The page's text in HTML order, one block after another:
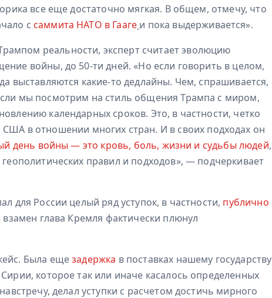
все еще достаточно мягкая. В общем, отмечу, что
с саммита НАТО в Гааге и пока выдерживается».
реальности, эксперт считает эволюцию
войны, до 50-ти дней. «Но если говорить в целом,
выставляются какие-то дедлайны. Чем, спрашивается,
мы посмотрим на стиль общения Трампа с миром,
календарных сроков. Это, в частности, четко
США в отношении многих стран. И в своих подходах он
день войны — это кровь, боль, жизни и судьбы людей,
правил и подходов», — подчеркивает
для России целый ряд уступок, в частности, публично
глава Кремля фактически плюнул
Была ещезадержка в поставках нашему государству
которое так или иначе касалось определенных
делал уступки с расчетом достичь мирного